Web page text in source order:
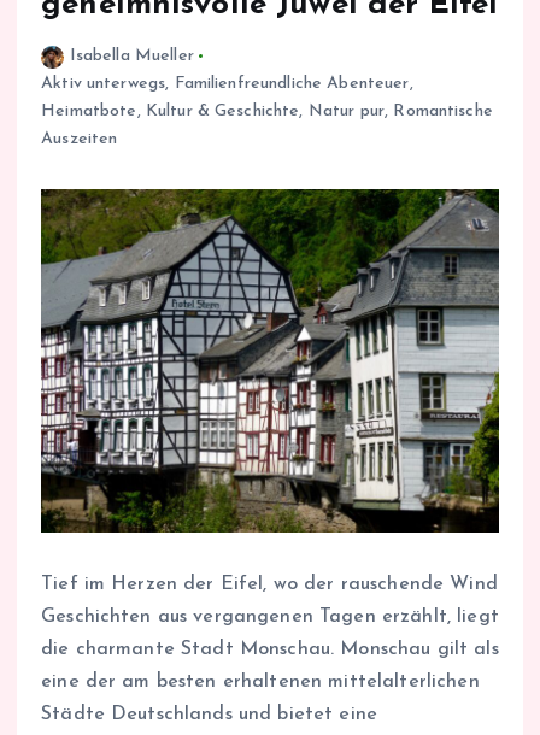
Isabella Mueller
Aktiv unterwegs, Familienfreundliche Abenteuer,
Heimatbote, Kultur & Geschichte, Natur pur, Romantische
Auszeiten
Tief im Herzen der Eifel, wo der rauschende Wind
Geschichten aus vergangenen Tagen erzählt, liegt
die charmante Stadt Monschau. Monschau gilt als
eine der am besten erhaltenen mittelalterlichen
Städte Deutschlands und bietet eine